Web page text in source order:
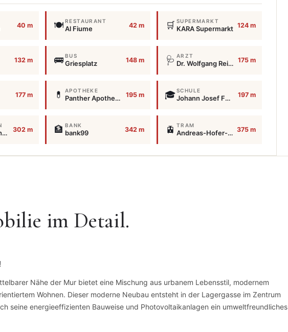
40 m 🍽️ RESTAURANT
Al Fiume 42 m 🛒 SUPERMARKT
KARA Supermarkt 124 m
132 m 🚌 BUS
Griesplatz 148 m 🩺 ARZT
Dr. Wolfgang Reisenhofer 175 m
177 m 💊 APOTHEKE
Panther Apotheke 195 m 🎓SCHULE
Johann Josef Fux Konservatorium 197 m
Städtischer Kindergarten Friedrichstraße/Augarten 302 m 🏦 BANK
bank99 342 m 🚊 TRAM
Andreas-Hofer-Platz/Joanneumsviertel 375 m
im Detail.
Nähe der Mur bietet eine Mischung aus urbanem Lebensstil, modernem
Wohnen. Dieser moderne Neubau entsteht in der Lagergasse im Zentrum
seine energieeffizienten Bauweise und Photovoltaikanlagen ein umweltfreundliches